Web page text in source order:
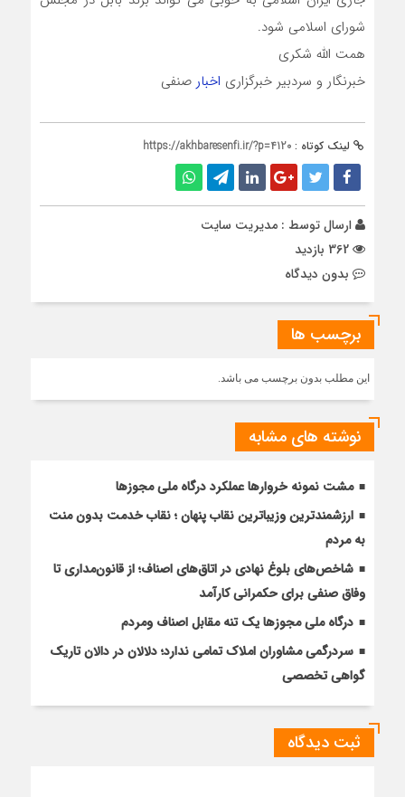
شورای اسلامی شود.
همت الله شکری
خبرنگار و سردبیر خبرگزاری اخبار صنفی
لینک کوتاه : https://akhbaresenfi.ir/?p=4120
ارسال توسط : مدیریت سایت
بدون دیدگاه
برچسب ها
این مطلب بدون برچسب می باشد.
نوشته های مشابه
مشت نمونه خروارها عملکرد درگاه ملی مجوزها
ارزشمندترین وزیباترین نقاب پنهان ؛ نقاب خدمت بدون منت
به مردم
شاخص‌های بلوغ نهادی در اتاق‌های اصناف؛ از قانون‌مداری تا
وفاق صنفی برای حکمرانی کارآمد
درگاه ملی مجوزها یک تنه مقابل اصناف ومردم
سردرگمی مشاوران املاک تمامی ندارد؛ دلالان در دالان تاریک
گواهی تخصصی
ثبت دیدگاه